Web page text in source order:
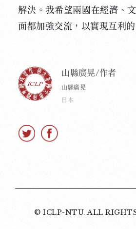
解決。我希望兩國在經濟、
面都加強交流，以實現互利的
山縣廣晃/作者
山縣廣晃
日本
© ICLP-NTU. ALL RIGHTS